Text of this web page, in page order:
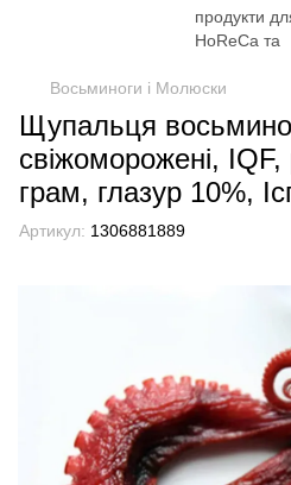
Восьминоги і Молюски
Щупальця
свіжоморожені,
грам, глазур 10%,
Артикул: 1306881889